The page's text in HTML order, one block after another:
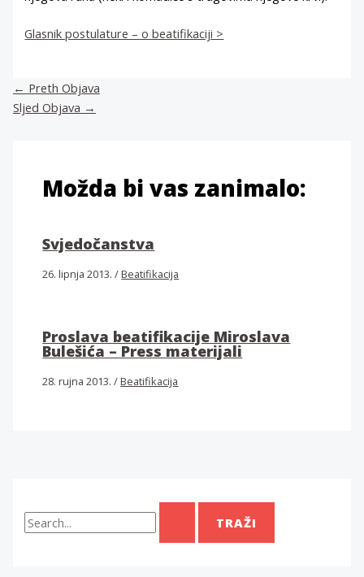
Glasnik postulature – o beatifikaciji >
← Preth Objava
Sljed Objava →
Možda bi vas zanimalo:
Svjedočanstva
26. lipnja 2013./Beatifikacija
Proslava beatifikacije Miroslava
Bulešića – Press materijali
28. rujna 2013./Beatifikacija
T
r